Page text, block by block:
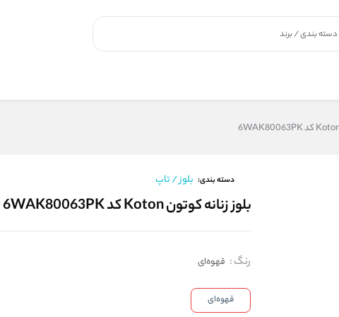
دسته بندی: بلوز / تاپ
بلوز زنانه کوتون Koton کد 6WAK80063PK
رنگ: قهوه‌ای
قهوه‌ای